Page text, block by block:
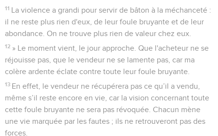
11 La violence a grandi pour servir de bâton à la méchanceté :
il ne reste plus rien d'eux, de leur foule bruyante et de leur
abondance. On ne trouve plus rien de valeur chez eux.
12 » Le moment vient, le jour approche. Que l'acheteur ne se
réjouisse pas, que le vendeur ne se lamente pas, car ma
colère ardente éclate contre toute leur foule bruyante.
13 En effet, le vendeur ne récupérera pas ce qu’il a vendu,
même s’il reste encore en vie, car la vision concernant toute
cette foule bruyante ne sera pas révoquée. Chacun mène
une vie marquée par les fautes ; ils ne retrouveront pas des
forces.